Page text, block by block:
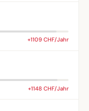
+1109 CHF/Jahr
+1148 CHF/Jahr